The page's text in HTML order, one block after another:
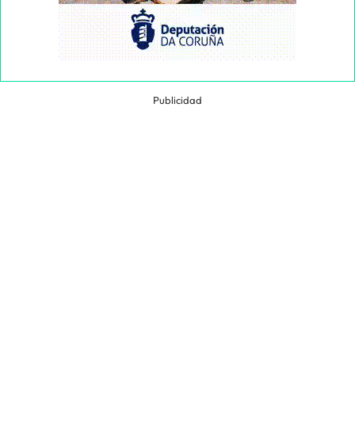
Publicidad